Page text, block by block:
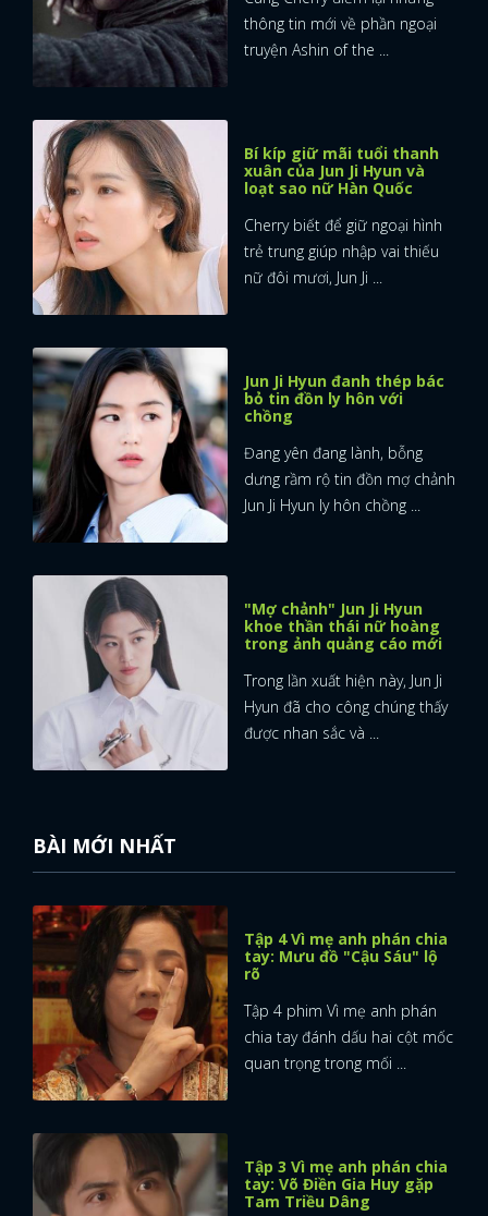
thông tin mới về phần ngoại
truyện Ashin of the ...
Bí kíp giữ mãi tuổi thanh
xuân của Jun Ji Hyun và
loạt sao nữ Hàn Quốc
Cherry biết để giữ ngoại hình
trẻ trung giúp nhập vai thiếu
nữ đôi mươi, Jun Ji ...
Jun Ji Hyun đanh thép bác
bỏ tin đồn ly hôn với
chồng
Đang yên đang lành, bỗng
dưng rầm rộ tin đồn mợ chảnh
Jun Ji Hyun ly hôn chồng ...
"Mợ chảnh" Jun Ji Hyun
khoe thần thái nữ hoàng
trong ảnh quảng cáo mới
Trong lần xuất hiện này, Jun Ji
Hyun đã cho công chúng thấy
được nhan sắc và ...
BÀI MỚI NHẤT
Tập 4 Vì mẹ anh phán chia
tay: Mưu đồ "Cậu Sáu" lộ
rõ
Tập 4 phim Vì mẹ anh phán
chia tay đánh dấu hai cột mốc
quan trọng trong mối ...
Tập 3 Vì mẹ anh phán chia
tay: Võ Điền Gia Huy gặp
Tam Triều Dâng